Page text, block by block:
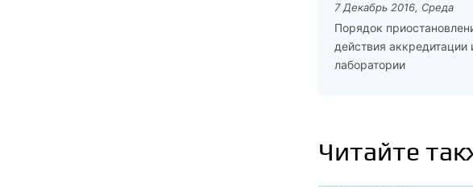
7 Декабрь 2016, Среда
Порядок
действия аккредитации
лаборатории
Читайте